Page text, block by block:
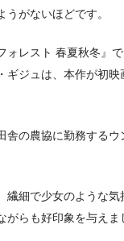
うがないほどです。
ォレスト 春夏秋冬』
ギジュは、本作が初映
舎の農協に勤務するウ
繊細で少女のような気
がらも好印象を与えま